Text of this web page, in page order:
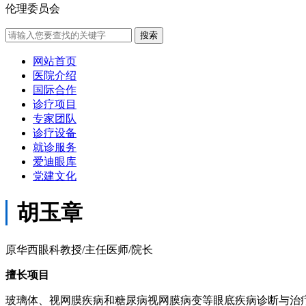
伦理委员会
网站首页
医院介绍
国际合作
诊疗项目
专家团队
诊疗设备
就诊服务
爱迪眼库
党建文化
胡玉章
原华西眼科教授/主任医师/院长
擅长项目
玻璃体、视网膜疾病和糖尿病视网膜病变等眼底疾病诊断与治